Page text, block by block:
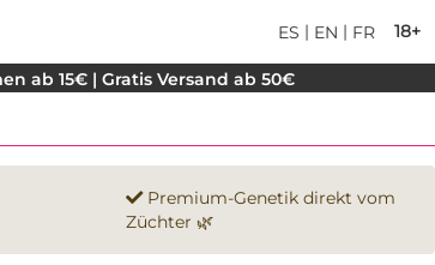
18+
ES | EN | FR
ab 15€ | Gratis Versand ab 50€
Premium-Genetik direkt vom
Züchter 🌿